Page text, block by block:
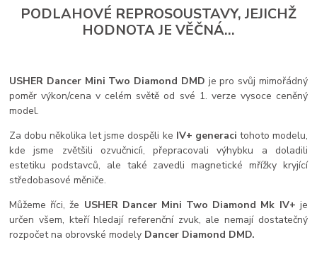
PODLAHOVÉ REPROSOUSTAVY, JEJICHŽ
HODNOTA JE VĚČNÁ...
USHER Dancer Mini Two Diamond DMD je pro svůj mimořádný
poměr výkon/cena v celém světě od své 1. verze vysoce ceněný
model.
Za dobu několika let jsme dospěli ke IV+ generaci tohoto modelu,
kde jsme zvětšili ozvučnicíi, přepracovali výhybku a doladili
estetiku podstavců, ale také zavedli magnetické mřížky kryjící
středobasové měniče.
Můžeme říci, že USHER Dancer Mini Two Diamond Mk IV+ je
určen všem, kteří hledají referenční zvuk, ale nemají dostatečný
rozpočet na obrovské modely Dancer Diamond DMD.